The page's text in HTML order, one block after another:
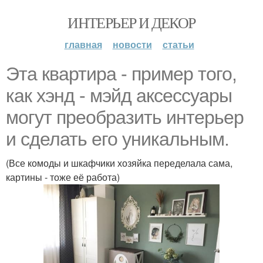
ИНТЕРЬЕР И ДЕКОР
главная новости статьи
Эта квартира - пример того,
как хэнд - мэйд аксессуары
могут преобразить интерьер
и сделать его уникальным.
(Все комоды и шкафчики хозяйка переделала сама,
картины - тоже её работа)